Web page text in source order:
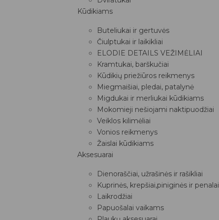
Kūdikiams
Buteliukai ir gertuvės
Čiulptukai ir laikikliai
ELODIE DETAILS VEŽIMĖLIAI
Kramtukai, barškučiai
Kūdikių priežiūros reikmenys
Miegmaišiai, pledai, patalynė
Migdukai ir merliukai kūdikiams
Mokomieji nešiojami naktipuodžiai
Veiklos kilimėliai
Vonios reikmenys
Žaislai kūdikiams
Aksesuarai
Dienoraščiai, užrašinės ir rašikliai
Kuprinės, krepšiai,piniginės ir penalai
Laikrodžiai
Papuošalai vaikams